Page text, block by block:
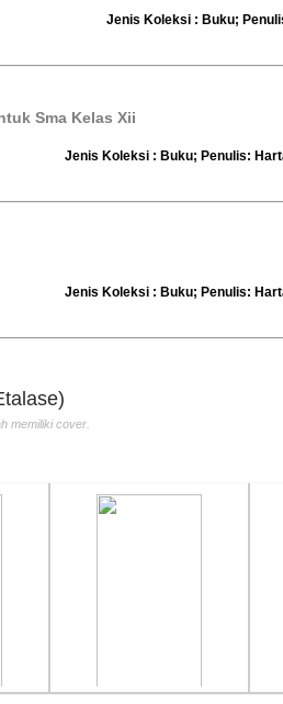
Jenis Koleksi : Buku;
Sma Kelas Xii
Jenis Koleksi : Buku; Penulis:
Jenis Koleksi : Buku; Penulis:
memiliki cover.